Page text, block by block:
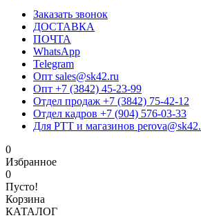
Заказать звонок
ДОСТАВКА
ПОЧТА
WhatsApp
Telegram
Опт sales@sk42.ru
Опт +7 (3842) 45-23-99
Отдел продаж +7 (3842) 75-42-12
Отдел кадров +7 (904) 576-03-33
Для РТТ и магазинов
0
Избранное
0
Пусто!
Корзина
КАТАЛОГ